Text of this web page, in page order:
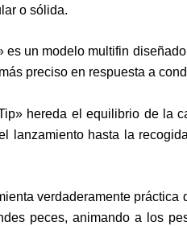
o sólida.
es un modelo multifin
preciso en respuesta a
hereda el equilibrio de la
lanzamiento hasta la
verdaderamente
peces, animando a los